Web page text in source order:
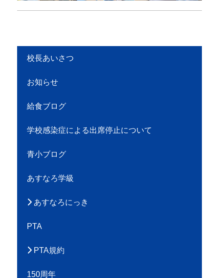
校長あいさつ
お知らせ
給食ブログ
学校感染症による出席停止について
青小ブログ
あすなろ学級
あすなろにっき
PTA
PTA規約
150周年